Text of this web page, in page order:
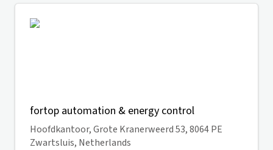
fortop automation & energy control
Hoofdkantoor, Grote Kranerweerd 53, 8064 PE
Zwartsluis, Netherlands